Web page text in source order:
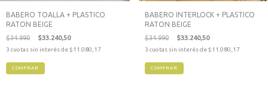
BABERO TOALLA + PLASTICO
RATON BEIGE
$34.990 $33.240,50
3 cuotas sin interés de$11.080,17
BABERO INTERLOCK + PLASTICO
RATON BEIGE
$34.990 $33.240,50
3 cuotas sin interés de$11.080,17